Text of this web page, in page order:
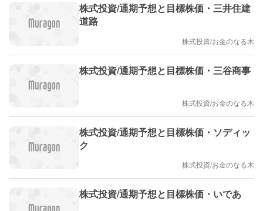
株式投資/通期予想と目標株価・三井住建
道路
株式投資/お金のなる木
株式投資/通期予想と目標株価・三谷商事
株式投資/お金のなる木
株式投資/通期予想と目標株価・ソディッ
ク
株式投資/お金のなる木
株式投資/通期予想と目標株価・いであ